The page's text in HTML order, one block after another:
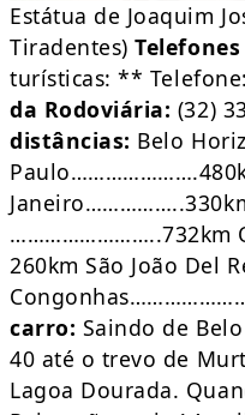
Estátua de Joaquim
Tiradentes)
turísticas: **
da Rodoviária: (32)
distâncias: Belo
……………………..732km
260km São João Del
carro: Saindo de
40 até o trevo de
Lagoa Dourada.